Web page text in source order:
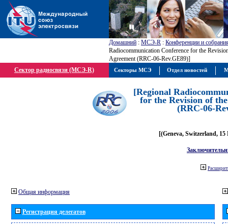
Домашний : МСЭ-R : Конференции и
Radiocommunication Conference for the
Agreement (RRC-06-Rev.GE89)]
Сектор радиосвязи (МСЭ-R)
[Regional
for the Revision of
(RRC-06-
[(Geneva, Switzerland, 15
Общая информация
Регистрация делегатов
Секторы МСЭ Отдел новостей